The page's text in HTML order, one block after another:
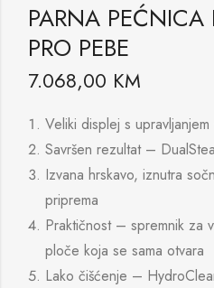
PARNA
PRO PEBE
7.068,00 KM
Veliki displej s
Savršen rezultat –
Izvana hrskavo, iznutra
priprema
Praktičnost – spremnik za
ploče koja se sama otvara
Lako čišćenje –